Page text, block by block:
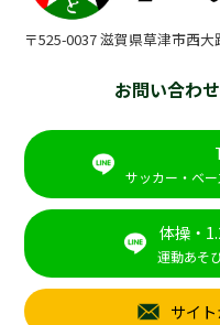
〒525-0037 滋賀県草津市西
お問い合わ
サッカー・ベ
体操・
運動あそ
サイ